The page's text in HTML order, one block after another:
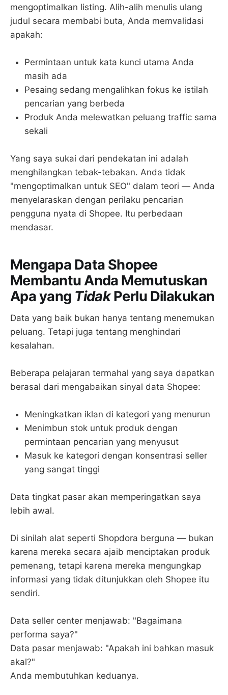
mengoptimalkan listing. Alih-alih menulis ulang
judul secara membabi buta, Anda memvalidasi
apakah:
Permintaan untuk kata kunci utama Anda
masih ada
Pesaing sedang mengalihkan fokus ke istilah
pencarian yang berbeda
Produk Anda melewatkan peluang traffic sama
sekali
Yang saya sukai dari pendekatan ini adalah
menghilangkan tebak-tebakan. Anda tidak
"mengoptimalkan untuk SEO" dalam teori — Anda
menyelaraskan dengan perilaku pencarian
pengguna nyata di Shopee. Itu perbedaan
mendasar.
Mengapa Data Shopee
Membantu Anda Memutuskan
Apa yang TidakPerlu Dilakukan
Data yang baik bukan hanya tentang menemukan
peluang. Tetapi juga tentang menghindari
kesalahan.
Beberapa pelajaran termahal yang saya dapatkan
berasal dari mengabaikan sinyal data Shopee:
Meningkatkan iklan di kategori yang menurun
Menimbun stok untuk produk dengan
permintaan pencarian yang menyusut
Masuk ke kategori dengan konsentrasi seller
yang sangat tinggi
Data tingkat pasar akan memperingatkan saya
lebih awal.
Di sinilah alat seperti Shopdora berguna — bukan
karena mereka secara ajaib menciptakan produk
pemenang, tetapi karena mereka mengungkap
informasi yang tidak ditunjukkan oleh Shopee itu
sendiri.
Data seller center menjawab: "Bagaimana
performa saya?"
Data pasar menjawab: "Apakah ini bahkan masuk
akal?"
Anda membutuhkan keduanya.